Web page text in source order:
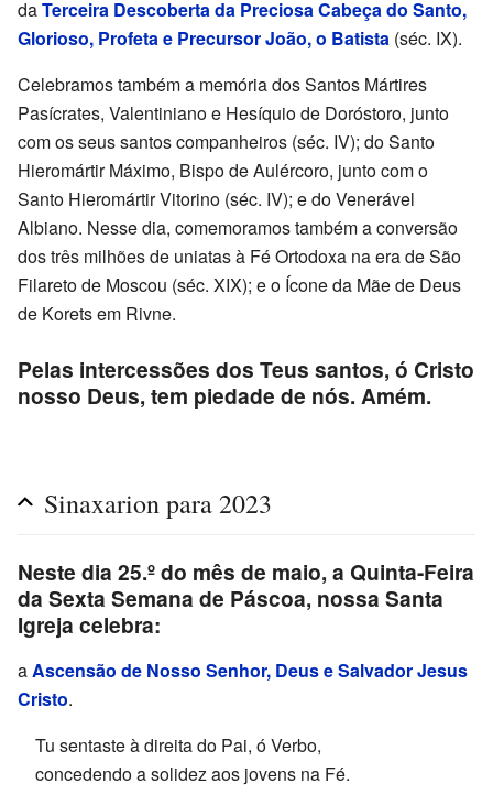
daTerceira Descoberta da Preciosa Cabeça do Santo,
Glorioso, Profeta e Precursor João, o Batista (séc. IX).
Celebramos também a memória dos Santos Mártires
Pasícrates, Valentiniano e Hesíquio de Doróstoro, junto
com os seus santos companheiros (séc. IV); do Santo
Hieromártir Máximo, Bispo de Aulércoro, junto com o
Santo Hieromártir Vitorino (séc. IV); e do Venerável
Albiano. Nesse dia, comemoramos também a conversão
dos três milhões de uniatas à Fé Ortodoxa na era de São
Filareto de Moscou (séc. XIX); e o Ícone da Mãe de Deus
de Korets em Rivne.
Pelas intercessões dos Teus santos, ó Cristo
nosso Deus, tem piedade de nós. Amém.
Sinaxarion para 2023
Neste dia 25.º do mês de maio, a Quinta-Feira
da Sexta Semana de Páscoa, nossa Santa
Igreja celebra:
a Ascensão de Nosso Senhor, Deus e Salvador Jesus
Cristo.
Tu sentaste à direita do Pai, ó Verbo,
concedendo a solidez aos jovens na Fé.